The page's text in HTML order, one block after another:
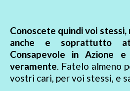
Conoscete quindi voi
anche e soprattutto
Consapevole in Azione
veramente. Fatelo almeno
vostri cari, per voi stessi, e